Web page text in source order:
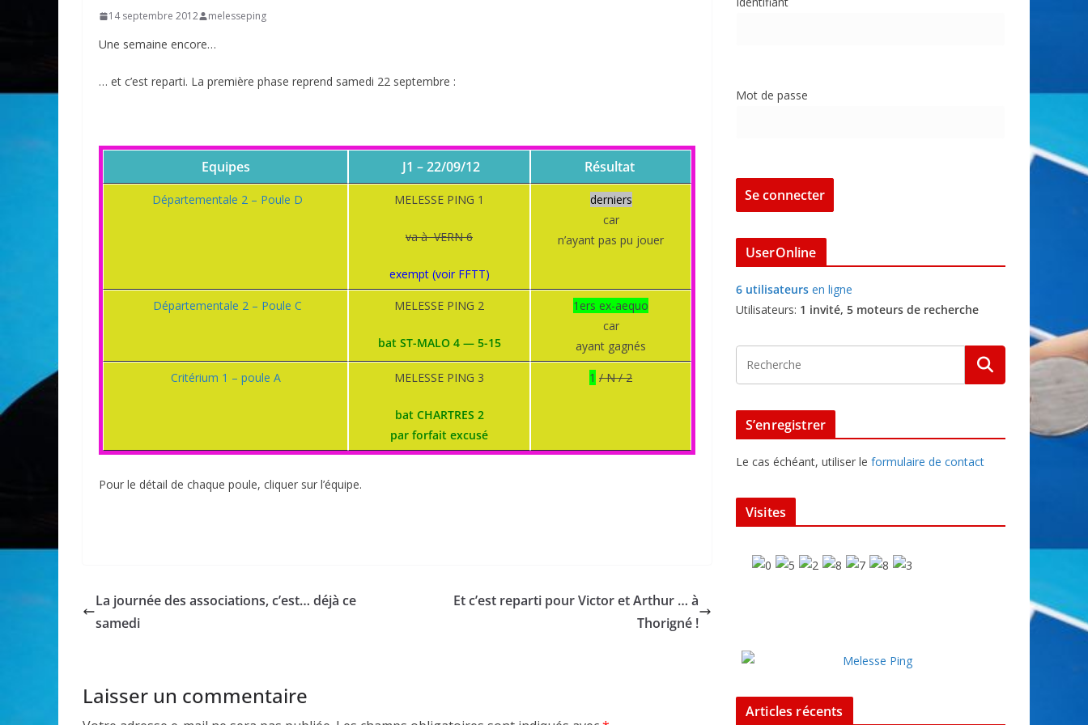
14 septembre 2012 melesseping
Une semaine encore…
… et c’est reparti. La première phase reprend samedi 22 septembre :
Equipes J1 – 22/09/12 Résultat
Départementale 2 – Poule D MELESSE PING 1
va à VERN 6
exempt (voir FFTT)
derniers
car
n’ayant pas pu jouer
Départementale 2 – Poule C MELESSE PING 2
bat ST-MALO 4 — 5-15
1ers ex-aequo
car
ayant gagnés
Critérium 1 – poule A MELESSE PING 3
bat CHARTRES 2
par forfait excusé
1 / N / 2
Pour le détail de chaque poule, cliquer sur l’équipe.
La journée des associations, c’est… déjà ce
samedi
Et c’est reparti pour Victor et Arthur … à
Thorigné !
Laisser un commentaire
Mot de passe
UserOnline
6 utilisateurs en ligne
Utilisateurs: 1 invité, 5 moteurs de recherche
S’enregistrer
Le cas échéant, utiliser le formulaire de contact
Visites
Articles récents